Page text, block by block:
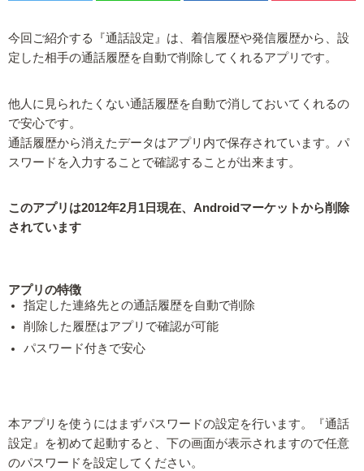
今回ご紹介する『通話設定』は、着信履歴や発信履歴から、設
定した相手の通話履歴を自動で削除してくれるアプリです。
他人に見られたくない通話履歴を自動で消しておいてくれるの
で安心です。
通話履歴から消えたデータはアプリ内で保存されています。パ
スワードを入力することで確認することが出来ます。
このアプリは2012年2月1日現在、Androidマーケットから削除
されています
アプリの特徴
指定した連絡先との通話履歴を自動で削除
削除した履歴はアプリで確認が可能
パスワード付きで安心
本アプリを使うにはまずパスワードの設定を行います。『通話
設定』を初めて起動すると、下の画面が表示されますので任意
のパスワードを設定してください。